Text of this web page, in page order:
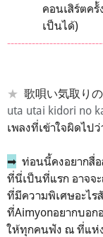
คอนเสิร์ตค
เป็นได้)
★ 歌唄い気取り
uta utai kidori no
เพลงที่เข้าใจผิดไป
➡ ท่อนนี้คงอยากสื่อ
ที่นี่เป็นที่แรก อาจจ
ที่มีความพิเศษอะไร
ที่Aimyonอยากบอก
ให้ทุกคนฟัง ณ ที่แห่ง